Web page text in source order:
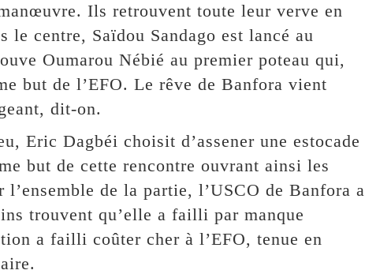
Ils retrouvent toute leur verve en
le centre, Saïdou Sandago est lancé au
Oumarou Nébié au premier poteau qui,
but de l’EFO. Le rêve de Banfora vient
dit-on.
Eric Dagbéi choisit d’assener une estocade
but de cette rencontre ouvrant ainsi les
de la partie, l’USCO de Banfora a
trouvent qu’elle a failli par manque
a failli coûter cher à l’EFO, tenue en